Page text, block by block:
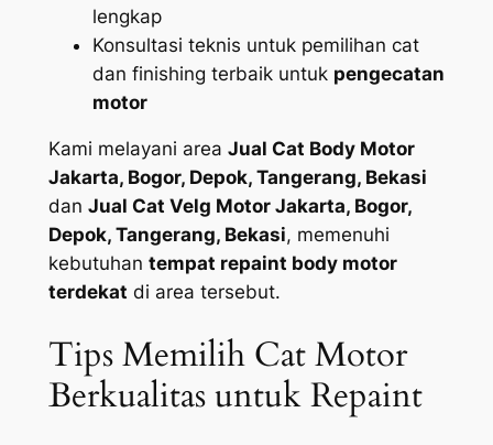
lengkap
Konsultasi teknis untuk pemilihan cat
dan finishing terbaik untuk pengecatan
motor
Kami melayani area Jual Cat Body Motor
Jakarta, Bogor, Depok, Tangerang, Bekasi
dan Jual Cat Velg Motor Jakarta, Bogor,
Depok, Tangerang, Bekasi, memenuhi
kebutuhan tempat repaint body motor
terdekat di area tersebut.
Tips Memilih Cat Motor
Berkualitas untuk Repaint